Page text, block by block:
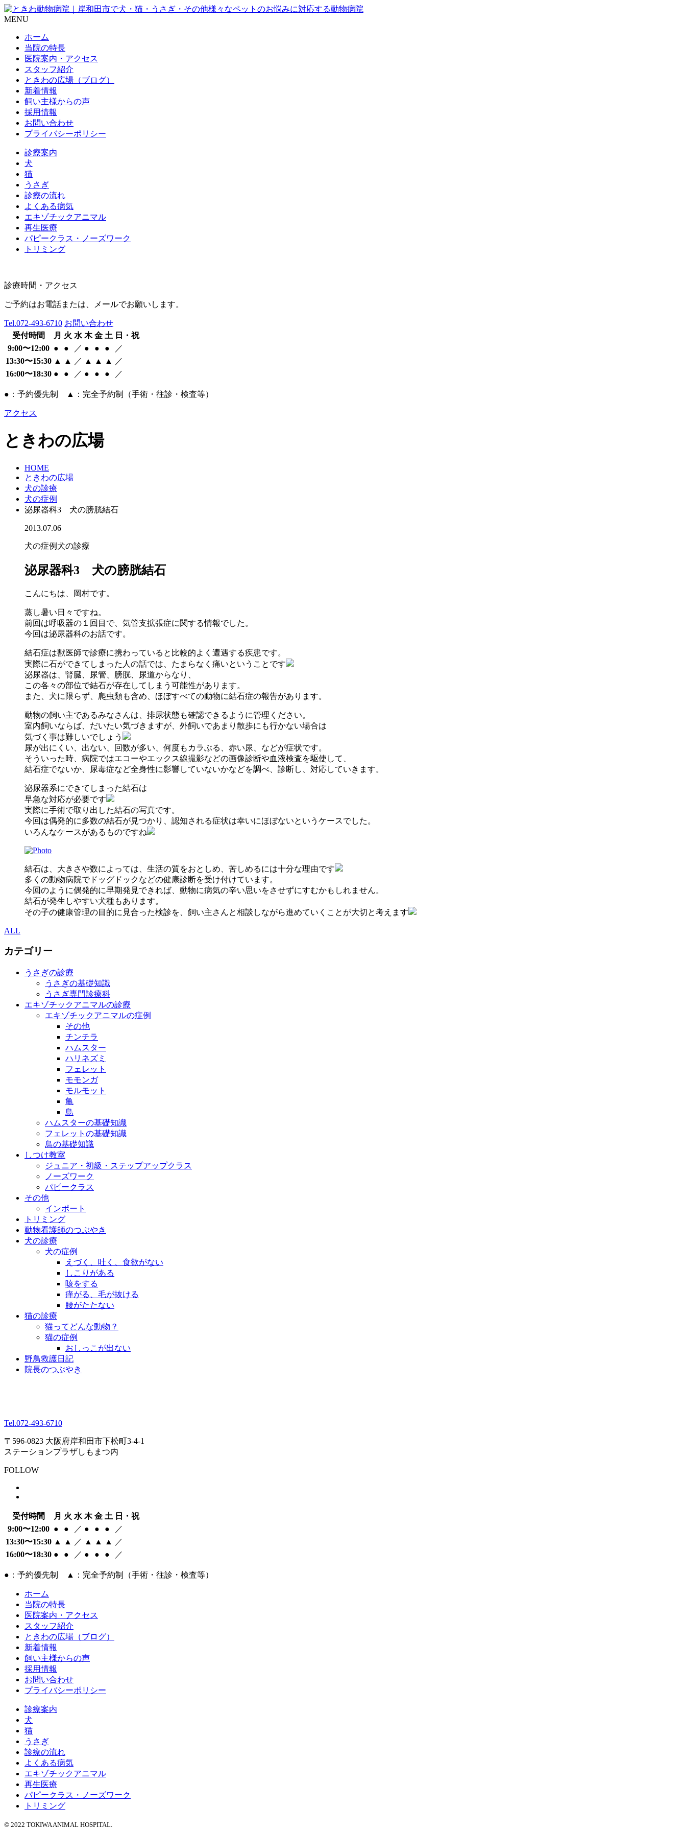
MENU
ホーム
当院の特長
医院案内・アクセス
スタッフ紹介
ときわの広場（ブログ）
新着情報
飼い主様からの声
採用情報
お問い合わせ
プライバシーポリシー
診療案内
犬
猫
うさぎ
診療の流れ
よくある病気
エキゾチックアニマル
再生医療
パピークラス・ノーズワーク
トリミング
診療時間・アクセス
ご予約はお電話または、メールでお願いします。
Tel.072-493-6710 お問い合わせ
受付時間
月 火 水 木 金 土 日・祝
9:00〜12:00 ● ● ／ ● ● ●
／
13:30〜15:30 ▲ ▲ ／ ▲ ▲ ▲
／
16:00〜18:30 ● ● ／ ● ● ● ／
●：予約優先制 ▲：完全予約制（手術・往診・検査等）
アクセス
ときわの広場
HOME
ときわの広場
犬の診療
犬の症例
泌尿器科3 犬の膀胱結石
2013.07.06
犬の症例 犬の診療
泌尿器科3 犬の膀胱結石
こんにちは、岡村です。
蒸し暑い日々ですね。
前回は呼吸器の１回目で、気管支拡張症に関する情報でした。
今回は泌尿器科のお話です。
結石症は獣医師で診療に携わっていると比較的よく遭遇する疾患です。
実際に石ができてしまった人の話では、たまらなく痛いということです
泌尿器は、腎臓、尿管、膀胱、尿道からなり、
この各々の部位で結石が存在してしまう可能性があります。
また、犬に限らず、爬虫類も含め、ほぼすべての動物に結石症の報告があります。
動物の飼い主であるみなさんは、排尿状態も確認できるように管理ください。
室内飼いならば、だいたい気づきますが、外飼いであまり散歩にも行かない場合は
気づく事は難しいでしょう
尿が出にくい、出ない、回数が多い、何度もカラぶる、赤い尿、などが症状です。
そういった時、病院ではエコーやエックス線撮影などの画像診断や血液検査を駆使して、
結石症でないか、尿毒症など全身性に影響していないかなどを調べ、診断し、対応していきます。
泌尿器系にできてしまった結石は
早急な対応が必要です
実際に手術で取り出した結石の写真です。
今回は偶発的に多数の結石が見つかり、認知される症状は幸いにほぼないというケースでした。
いろんなケースがあるものですね
結石は、大きさや数によっては、生活の質をおとしめ、苦しめるには十分な理由です
多くの動物病院でドッグドックなどの健康診断を受け付けています。
今回のように偶発的に早期発見できれば、動物に病気の辛い思いをさせずにすむかもしれません。
結石が発生しやすい犬種もあります。
その子の健康管理の目的に見合った検診を、飼い主さんと相談しながら進めていくことが大切と考えます
ALL
カテゴリー
うさぎの診療
うさぎの基礎知識
うさぎ専門診療科
エキゾチックアニマルの診療
エキゾチックアニマルの症例
その他
チンチラ
ハムスター
ハリネズミ
フェレット
モモンガ
モルモット
亀
鳥
ハムスターの基礎知識
フェレットの基礎知識
鳥の基礎知識
しつけ教室
ジュニア・初級・ステップアップクラス
ノーズワーク
パピークラス
その他
インポート
トリミング
動物看護師のつぶやき
犬の診療
犬の症例
えづく、吐く、食欲がない
しこりがある
咳をする
痒がる、毛が抜ける
腰がたたない
猫の診療
猫ってどんな動物？
猫の症例
おしっこが出ない
野鳥救護日記
院長のつぶやき
Tel.072-493-6710
〒596-0823 大阪府岸和田市下松町3-4-1
ステーションプラザしもまつ内
FOLLOW
受付時間 月 火 水 木 金 土 日・祝
9:00〜12:00 ● ● ／ ● ● ●
／
13:30〜15:30 ▲ ▲ ／ ▲ ▲ ▲
／
16:00〜18:30 ● ● ／ ● ● ● ／
●：予約優先制 ▲：完全予約制（手術・往診・検査等）
ホーム
当院の特長
医院案内・アクセス
スタッフ紹介
ときわの広場（ブログ）
新着情報
飼い主様からの声
採用情報
お問い合わせ
プライバシーポリシー
診療案内
犬
猫
うさぎ
診療の流れ
よくある病気
エキゾチックアニマル
再生医療
パピークラス・ノーズワーク
トリミング
© 2022 TOKIWA ANIMAL HOSPITAL.